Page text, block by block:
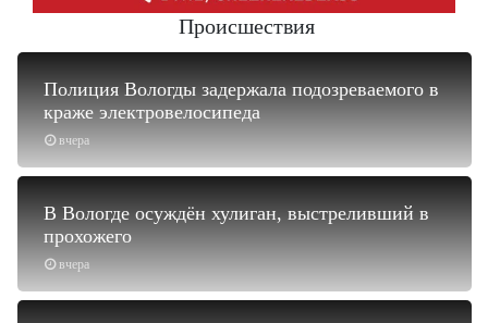
Происшествия
вчера
Полиция Вологды задержала подозреваемого в
краже электровелосипеда
вчера
В Вологде осуждён хулиган, выстреливший в
прохожего